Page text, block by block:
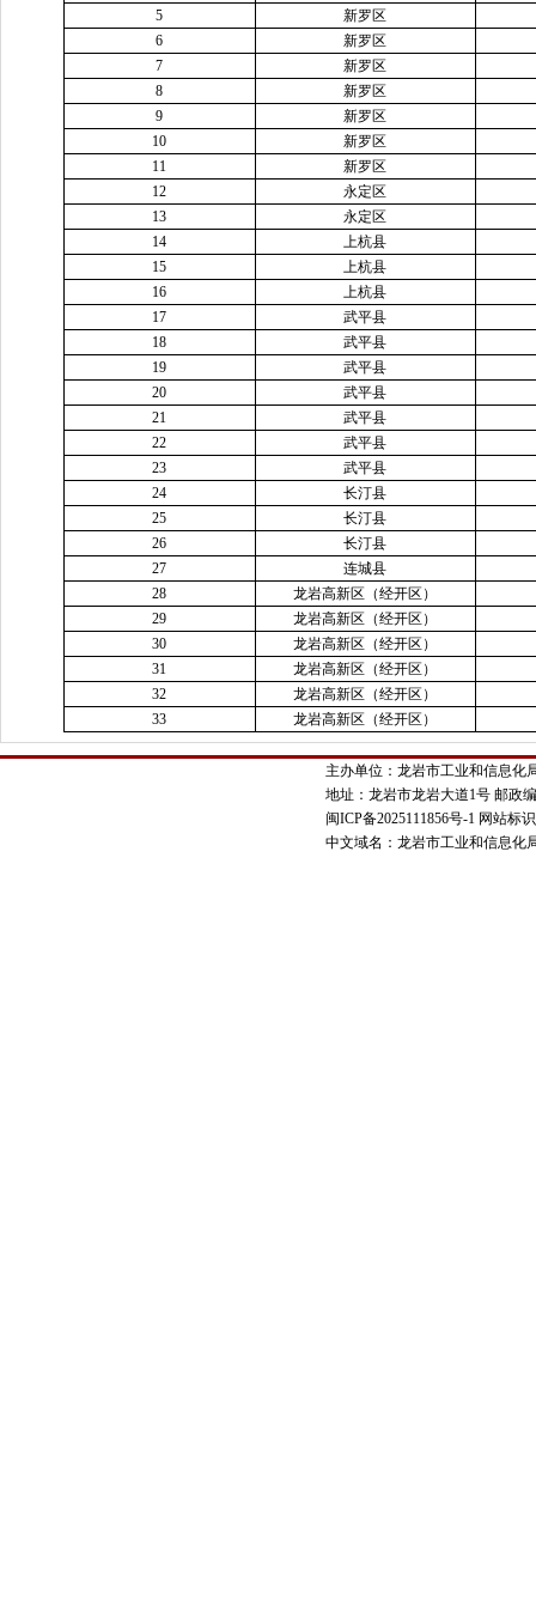
5
新罗区
6
新罗区
7
新罗区
8
新罗区
9
新罗区
10
新罗区
11
新罗区
12
永定区
13
永定区
14
上杭县
15
上杭县
16
上杭县
17
武平县
18
武平县
19
武平县
20
武平县
21
武平县
22
武平县
23
武平县
24
长汀县
25
长汀县
26
长汀县
27
连城县
28
龙岩高新区（经开区）
29
龙岩高新区（经开区）
30
龙岩高新区（经开区）
31
龙岩高新区（经开区）
32
龙岩高新区（经开区）
33
龙岩高新区（经开区）